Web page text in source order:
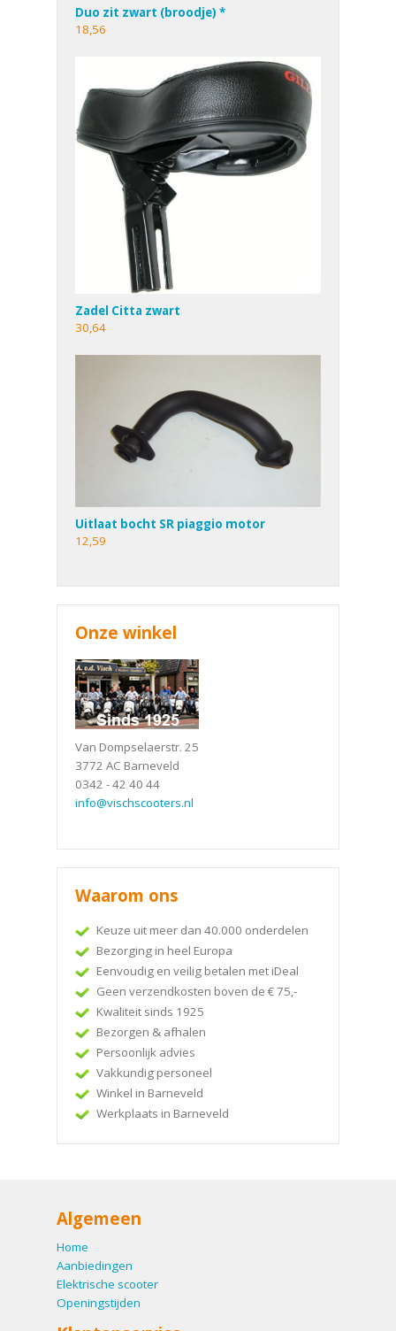
Duo zit zwart (broodje) *
18,56
Zadel Citta zwart
30,64
Uitlaat bocht SR piaggio motor
12,59
Onze winkel
Van Dompselaerstr. 25
3772 AC Barneveld
0342 - 42 40 44
info@vischscooters.nl
Waarom ons
Keuze uit meer dan 40.000 onderdelen
Bezorging in heel Europa
Eenvoudig en veilig betalen met iDeal
Geen verzendkosten boven de € 75,-
Kwaliteit sinds 1925
Bezorgen & afhalen
Persoonlijk advies
Vakkundig personeel
Winkel in Barneveld
Werkplaats in Barneveld
Algemeen
Home
Aanbiedingen
Elektrische scooter
Openingstijden